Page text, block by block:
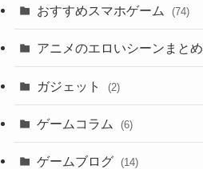
おすすめスマホゲーム (74)
アニメのエロいシーンまとめ
ガジェット (2)
ゲームコラム (6)
ゲームブログ (14)